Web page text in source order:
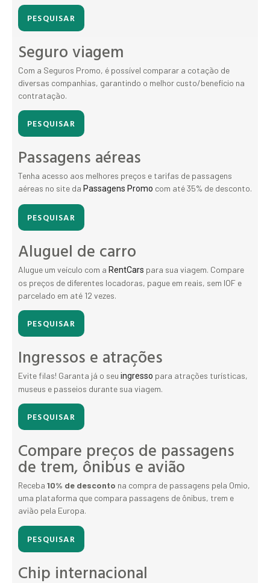
PESQUISAR
Seguro viagem
Com a Seguros Promo, é possível comparar a cotação de
diversas companhias, garantindo o melhor custo/benefício na
contratação.
PESQUISAR
Passagens aéreas
Tenha acesso aos melhores preços e tarifas de passagens
aéreas no site da Passagens Promo com até 35% de desconto.
PESQUISAR
Aluguel de carro
Alugue um veículo com a RentCars para sua viagem. Compare
os preços de diferentes locadoras, pague em reais, sem IOF e
parcelado em até 12 vezes.
PESQUISAR
Ingressos e atrações
Evite filas! Garanta já o seu ingresso para atrações turísticas,
museus e passeios durante sua viagem.
PESQUISAR
Compare preços de passagens
de trem, ônibus e avião
Receba 10% de desconto na compra de passagens pela Omio,
uma plataforma que compara passagens de ônibus, trem e
avião pela Europa.
PESQUISAR
Chip internacional